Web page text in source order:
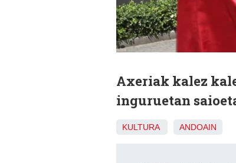
Axeriak kalez
inguruetan
KULTURA ANDOAIN